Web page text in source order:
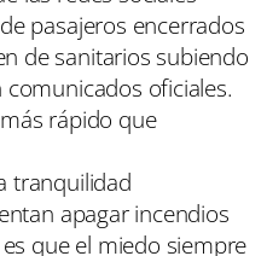
pasajeros encerrados
de sanitarios subiendo
oficiales.
rápido que
tranquilidad
apagar incendios
que el miedo siempre